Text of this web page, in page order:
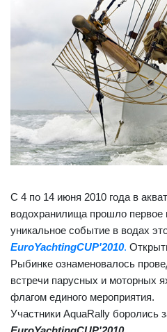
С 4 по 14 июня 2010 года в
водохранилища прошло первое
уникальное событие в водах
EuroYaсhtingCUP'2010.
Рыбинке ознаменовалось
встречи парусных и моторных
флагом единого мероприятия.
Участники AquaRally боролись